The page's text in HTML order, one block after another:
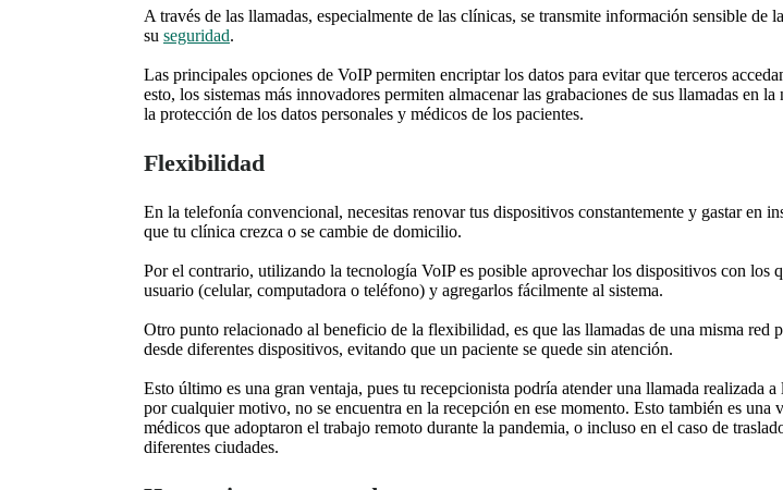
A través de las llamadas, especialmente de las clínicas, se transmite información sensible de
su seguridad.
Las principales opciones de VoIP permiten encriptar los datos para evitar que terceros
esto, los sistemas más innovadores permiten almacenar las grabaciones de sus llamadas en
la protección de los datos personales y médicos de los pacientes.
Flexibilidad
En la telefonía convencional, necesitas renovar tus dispositivos constantemente y gastar en
que tu clínica crezca o se cambie de domicilio.
Por el contrario, utilizando la tecnología VoIP es posible aprovechar los dispositivos con los
usuario (celular, computadora o teléfono) y agregarlos fácilmente al sistema.
Otro punto relacionado al beneficio de la flexibilidad, es que las llamadas de una misma red
desde diferentes dispositivos, evitando que un paciente se quede sin atención.
Esto último es una gran ventaja, pues tu recepcionista podría atender una llamada realizada
por cualquier motivo, no se encuentra en la recepción en ese momento. Esto también es una
médicos que adoptaron el trabajo remoto durante la pandemia, o incluso en el caso de
diferentes ciudades.